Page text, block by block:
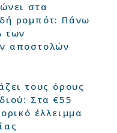
στα
ρομπότ: Πάνω
των
αποστολών
τους όρους
Στα €55
έλλειμμα